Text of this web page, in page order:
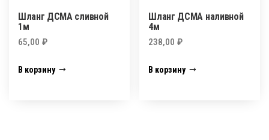
Шланг ДСМА сливной
1м
65,00 ₽
В корзину
Шланг ДСМА наливной
4м
238,00₽
В корзину